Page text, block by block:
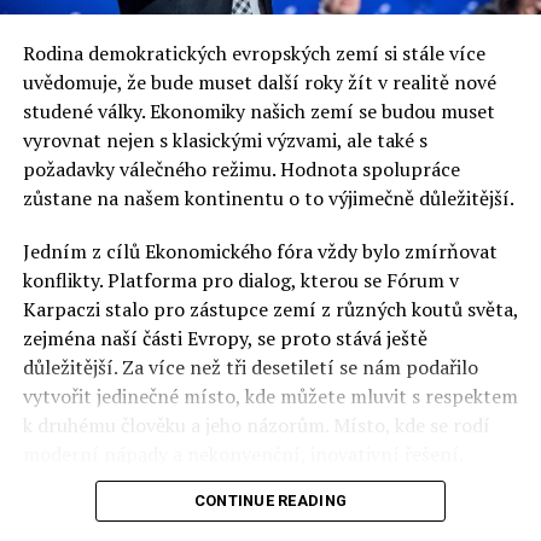
Rodina demokratických evropských zemí si stále více
uvědomuje, že bude muset další roky žít v realitě nové
studené války. Ekonomiky našich zemí se budou muset
vyrovnat nejen s klasickými výzvami, ale také s
požadavky válečného režimu. Hodnota spolupráce
zůstane na našem kontinentu o to výjimečně důležitější.
Jedním z cílů Ekonomického fóra vždy bylo zmírňovat
konflikty. Platforma pro dialog, kterou se Fórum v
Karpaczi stalo pro zástupce zemí z různých koutů světa,
zejména naší části Evropy, se proto stává ještě
důležitější. Za více než tři desetiletí se nám podařilo
vytvořit jedinečné místo, kde můžete mluvit s respektem
k druhému člověku a jeho názorům. Místo, kde se rodí
Polsko musí mít instituce, jejichž horizont činnosti je
CONTINUE READING